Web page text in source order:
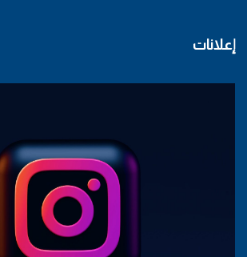
إعلانات